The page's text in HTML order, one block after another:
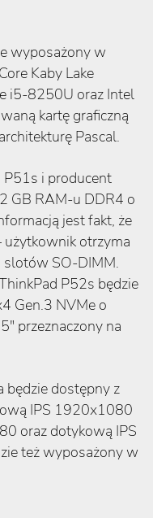
wyposażony w
Kaby Lake
i5-8250U oraz Intel
kartę graficzną
Pascal.
i producent
GB RAM-u DDR4 o
jest fakt, że
użytkownik otrzyma
slotów SO-DIMM.
P52s będzie
Gen.3 NVMe o
przeznaczony na
będzie dostępny z
IPS 1920x1080
oraz dotykową IPS
też wyposażony w